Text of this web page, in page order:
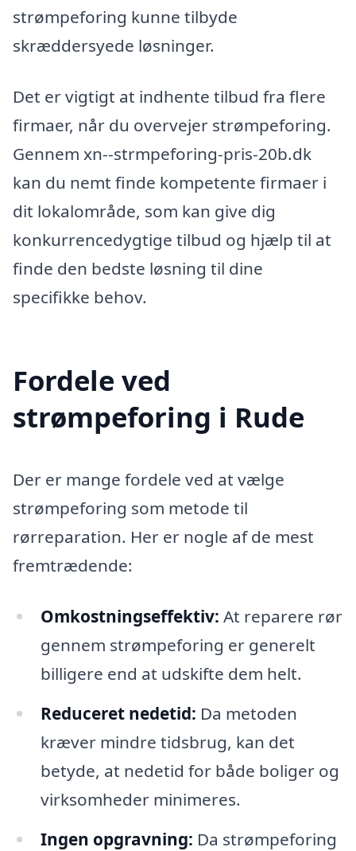
strømpeforing kunne tilbyde
skræddersyede løsninger.
Det er vigtigt at indhente tilbud fra flere
firmaer, når du overvejer strømpeforing.
Gennem xn--strmpeforing-pris-20b.dk
kan du nemt finde kompetente firmaer i
dit lokalområde, som kan give dig
konkurrencedygtige tilbud og hjælp til at
finde den bedste løsning til dine
specifikke behov.
Fordele ved
strømpeforing i Rude
Der er mange fordele ved at vælge
strømpeforing som metode til
rørreparation. Her er nogle af de mest
fremtrædende:
Omkostningseffektiv: At reparere rør
gennem strømpeforing er generelt
billigere end at udskifte dem helt.
Reduceret nedetid: Da metoden
kræver mindre tidsbrug, kan det
betyde, at nedetid for både boliger og
virksomheder minimeres.
Ingen opgravning: Da strømpeforing